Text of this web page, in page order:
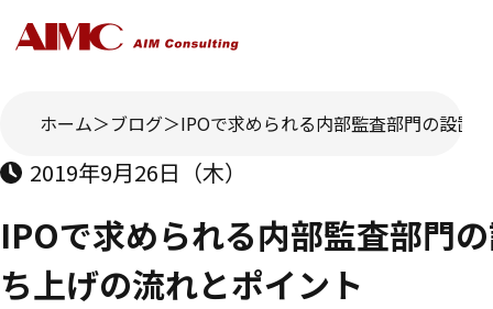
ホーム ブログ IPOで求められる内部監査部門の設置
2019年9月26日（木）
IPOで求められる内部監査部門
ち上げの流れとポイント